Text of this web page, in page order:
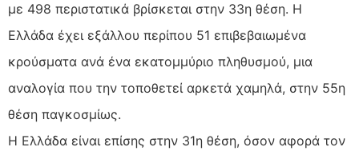
με 498 περιστατικά βρίσκεται στην 33η θέση. Η
Ελλάδα έχει εξάλλου περίπου 51 επιβεβαιωμένα
κρούσματα ανά ένα εκατομμύριο πληθυσμού, μια
αναλογία που την τοποθετεί αρκετά χαμηλά, στην 55η
θέση παγκοσμίως.
Η Ελλάδα είναι επίσης στην 31η θέση, όσον αφορά τον